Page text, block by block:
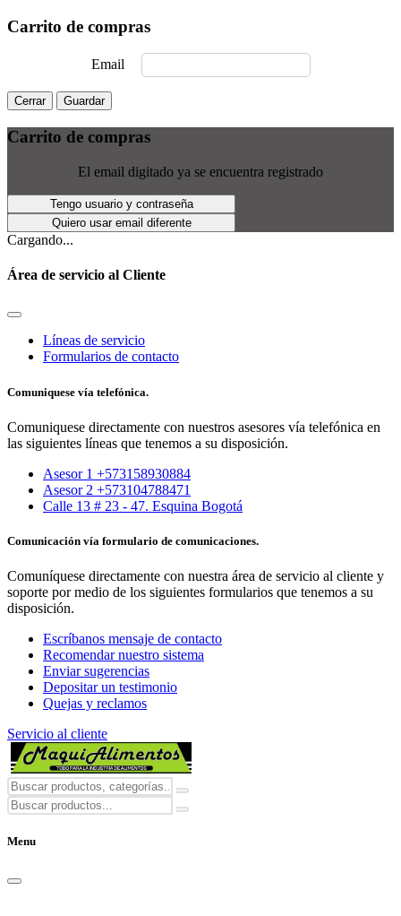
Carrito de compras
Email
Cerrar Guardar
Carrito de compras
El email digitado ya se encuentra registrado
Tengo usuario y contraseña
Quiero usar email diferente
Cargando...
Área de servicio al Cliente
Líneas de servicio
Formularios de contacto
Comuniquese vía telefónica.
Comuniquese directamente con nuestros asesores vía telefónica en
las siguientes líneas que tenemos a su disposición.
Asesor 1 +573158930884
Asesor 2 +573104788471
Calle 13 # 23 - 47. Esquina Bogotá
Comunicación vía formulario de comunicaciones.
Comuníquese directamente con nuestra área de servicio al cliente y
soporte por medio de los siguientes formularios que tenemos a su
disposición.
Escríbanos mensaje de contacto
Recomendar nuestro sistema
Enviar sugerencias
Depositar un testimonio
Quejas y reclamos
Servicio al cliente
Menu